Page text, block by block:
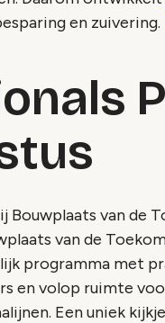
en zuivering.
Bouwplaats van de
van de
programma met
en volop ruimte
Een uniek